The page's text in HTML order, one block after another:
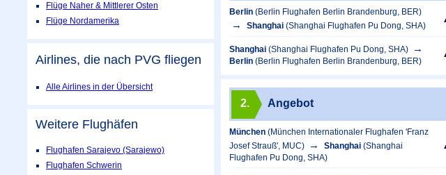
Berlin (Berlin Flughafen Berlin Brandenburg, BER)
Shanghai (Shanghai Flughafen Pu Dong, SHA)
Shanghai (Shanghai Flughafen Pu Dong, SHA)
Berlin (Berlin Flughafen Berlin Brandenburg, BER)
2. Angebot
München (München Internationaler Flughafen 'Franz
Josef Strauß', MUC)
Shanghai (Shanghai
Flughafen Pu Dong, SHA)
Flüge Naher & Mittlerer Osten
Flüge Nordamerika
Airlines, die nach PVG fliegen
Alle Airlines in der Übersicht
Weitere Flughäfen
Flughafen Sarajevo (Sarajewo)
Flughafen Schwerin